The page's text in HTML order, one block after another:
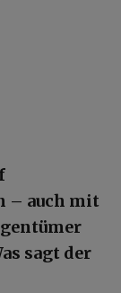
– auch mit
sagt der